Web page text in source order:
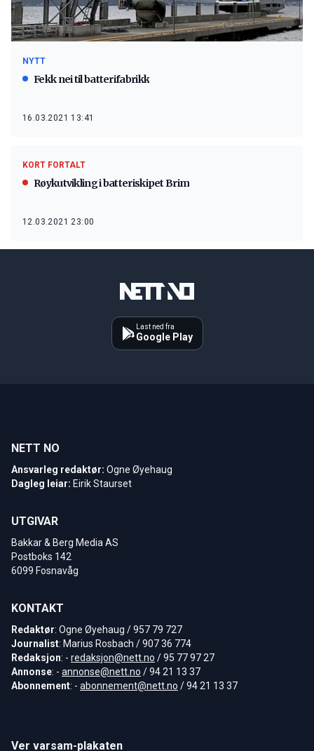
NYTT
Fekk nei til batterifabrikk
16.03.2021 13:41
KORT FORTALT
Røykutvikling i batteriskipet Brim
12.03.2021 23:00
Last ned fra
Google Play
NETT NO
Ansvarleg redaktør: Ogne Øyehaug
Dagleg leiar: Eirik Staurset
UTGIVAR
Bakkar & Berg Media AS
Postboks 142
6099 Fosnavåg
KONTAKT
Redaktør: Ogne Øyehaug / 957 79 727
Journalist: Marius Rosbach / 907 36 774
Redaksjon: - redaksjon@nett.no / 95 77 97 27
Annonse: - annonse@nett.no / 94 21 13 37
Abonnement: - abonnement@nett.no / 94 21 13 37
Ver varsam-plakaten